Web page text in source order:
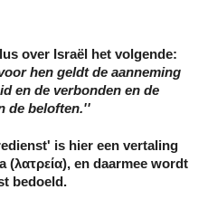
over Israël het volgende:
hen geldt de aanneming
en de verbonden en de
de beloften.''
is hier een vertaling
en daarmee wordt
bedoeld.